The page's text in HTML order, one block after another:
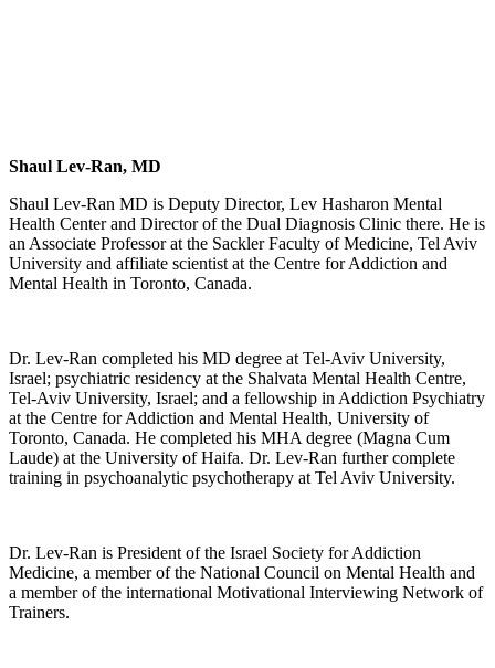
Shaul Lev-Ran, MD
Shaul Lev-Ran MD is Deputy Director, Lev Hasharon Mental
Health Center and Director of the Dual Diagnosis Clinic there. He is
an Associate Professor at the Sackler Faculty of Medicine, Tel Aviv
University and affiliate scientist at the Centre for Addiction and
Mental Health in Toronto, Canada.
Dr. Lev-Ran completed his MD degree at Tel-Aviv University,
Israel; psychiatric residency at the Shalvata Mental Health Centre,
Tel-Aviv University, Israel; and a fellowship in Addiction Psychiatry
at the Centre for Addiction and Mental Health, University of
Toronto, Canada. He completed his MHA degree (Magna Cum
Laude) at the University of Haifa. Dr. Lev-Ran further complete
training in psychoanalytic psychotherapy at Tel Aviv University.
Dr. Lev-Ran is President of the Israel Society for Addiction
Medicine, a member of the National Council on Mental Health and
a member of the international Motivational Interviewing Network of
Trainers.